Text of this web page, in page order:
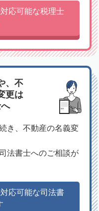
応可能な税理士
、不
更は
き、不動産の名義変
法書士へのご相談が
応可能な司法書